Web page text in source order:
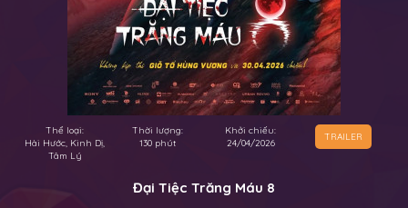
Thể loại:
Hài Hước, Kinh Dị,
Tâm Lý
Thời lượng:
130 phút
Khởi chiếu:
24/04/2026
TRAILER
Đại Tiệc Trăng Máu 8